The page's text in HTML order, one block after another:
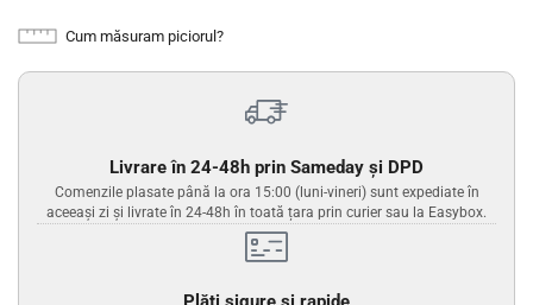
Cum măsuram piciorul?
Livrare în 24-48h prin Sameday și DPD
Comenzile plasate până la ora 15:00 (luni-vineri) sunt expediate în
aceeași zi și livrate în 24-48h în toată țara prin curier sau la Easybox.